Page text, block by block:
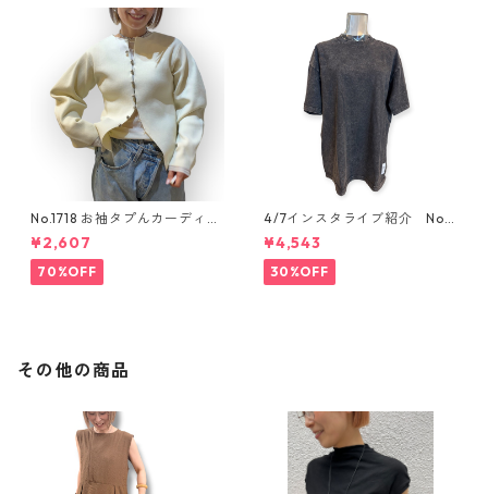
No.1718 お袖タプんカーディガ
ン
¥2,607
70%OFF
4/7インスタライブ紹介 No.
ANTWARP オーバーダイtee
¥4,543
30%OFF
その他の商品